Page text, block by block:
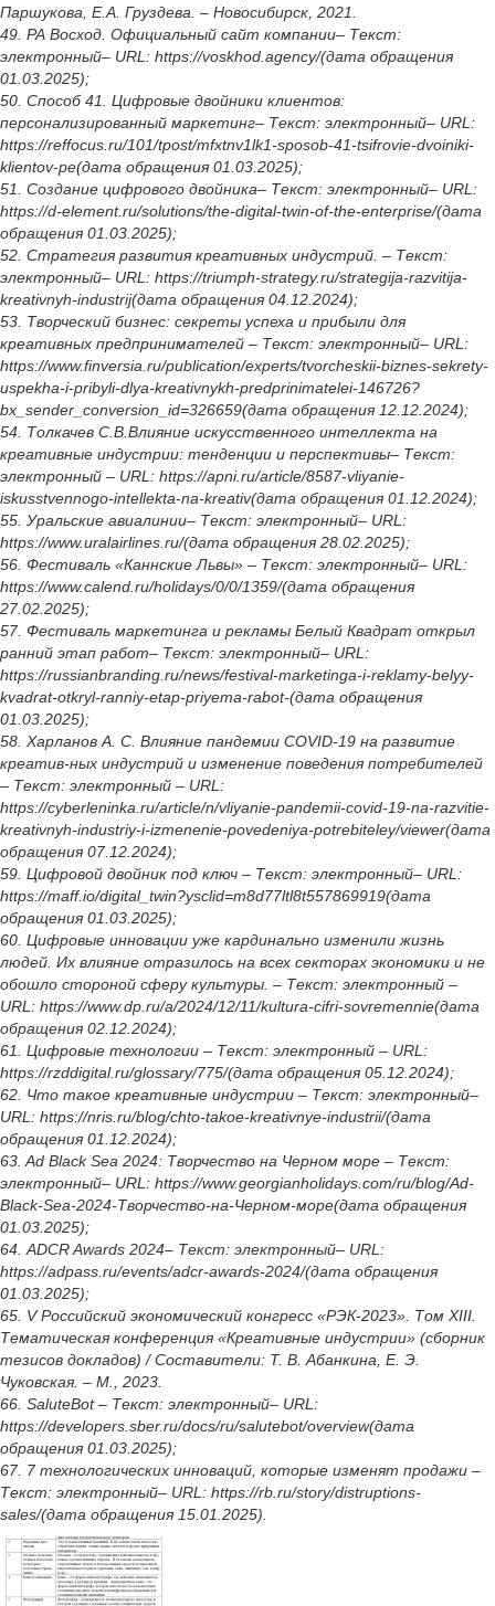
Паршукова, Е.А. Груздева. – Новосибирск, 2021.
49. РА Восход. Официальный сайт компании– Текст:
электронный– URL: https://voskhod.agency/(дата обращения
01.03.2025);
50. Способ 41. Цифровые двойники клиентов:
персонализированный маркетинг– Текст: электронный– URL:
https://reffocus.ru/101/tpost/mfxtnv1lk1-sposob-41-tsifrovie-dvoiniki-
klientov-pe(дата обращения 01.03.2025);
51. Создание цифрового двойника– Текст: электронный– URL:
https://d-element.ru/solutions/the-digital-twin-of-the-enterprise/(дата
обращения 01.03.2025);
52. Стратегия развития креативных индустрий. – Текст:
электронный– URL: https://triumph-strategy.ru/strategija-razvitija-
kreativnyh-industrij(дата обращения 04.12.2024);
53. Творческий бизнес: секреты успеха и прибыли для
креативных предпринимателей – Текст: электронный– URL:
https://www.finversia.ru/publication/experts/tvorcheskii-biznes-sekrety-
uspekha-i-pribyli-dlya-kreativnykh-predprinimatelei-146726?
bx_sender_conversion_id=326659(дата обращения 12.12.2024);
54. Толкачев С.В.Влияние искусственного интеллекта на
креативные индустрии: тенденции и перспективы– Текст:
электронный – URL: https://apni.ru/article/8587-vliyanie-
iskusstvennogo-intellekta-na-kreativ(дата обращения 01.12.2024);
55. Уральские авиалинии– Текст: электронный– URL:
https://www.uralairlines.ru/(дата обращения 28.02.2025);
56. Фестиваль «Каннские Львы» – Текст: электронный– URL:
https://www.calend.ru/holidays/0/0/1359/(дата обращения
27.02.2025);
57. Фестиваль маркетинга и рекламы Белый Квадрат открыл
ранний этап работ– Текст: электронный– URL:
https://russianbranding.ru/news/festival-marketinga-i-reklamy-belyy-
kvadrat-otkryl-ranniy-etap-priyema-rabot-(дата обращения
01.03.2025);
58. Харланов А. С. Влияние пандемии COVID-19 на развитие
креатив-ных индустрий и изменение поведения потребителей
– Текст: электронный – URL:
https://cyberleninka.ru/article/n/vliyanie-pandemii-covid-19-na-razvitie-
kreativnyh-industriy-i-izmenenie-povedeniya-potrebiteley/viewer(дата
обращения 07.12.2024);
59. Цифровой двойник под ключ – Текст: электронный– URL:
https://maff.io/digital_twin?ysclid=m8d77ltl8t557869919(дата
обращения 01.03.2025);
60. Цифровые инновации уже кардинально изменили жизнь
людей. Их влияние отразилось на всех секторах экономики и не
обошло стороной сферу культуры. – Текст: электронный –
URL: https://www.dp.ru/a/2024/12/11/kultura-cifri-sovremennie(дата
обращения 02.12.2024);
61. Цифровые технологии – Текст: электронный – URL:
https://rzddigital.ru/glossary/775/(дата обращения 05.12.2024);
62. Что такое креативные индустрии – Текст: электронный–
URL: https://nris.ru/blog/chto-takoe-kreativnye-industrii/(дата
обращения 01.12.2024);
63. Ad Black Sea 2024: Творчество на Черном море – Текст:
электронный– URL: https://www.georgianholidays.com/ru/blog/Ad-
Black-Sea-2024-Творчество-на-Черном-море(дата обращения
01.03.2025);
64. ADCR Awards 2024– Текст: электронный– URL:
https://adpass.ru/events/adcr-awards-2024/(дата обращения
01.03.2025);
65. V Российский экономический конгресс «РЭК-2023». Том XIII.
Тематическая конференция «Креативные индустрии» (сборник
тезисов докладов) / Составители: Т. В. Абанкина, Е. Э.
Чуковская. – М., 2023.
66. SaluteBot – Текст: электронный– URL:
https://developers.sber.ru/docs/ru/salutebot/overview(дата
обращения 01.03.2025);
67. 7 технологических инноваций, которые изменят продажи –
Текст: электронный– URL: https://rb.ru/story/distruptions-
sales/(дата обращения 15.01.2025).